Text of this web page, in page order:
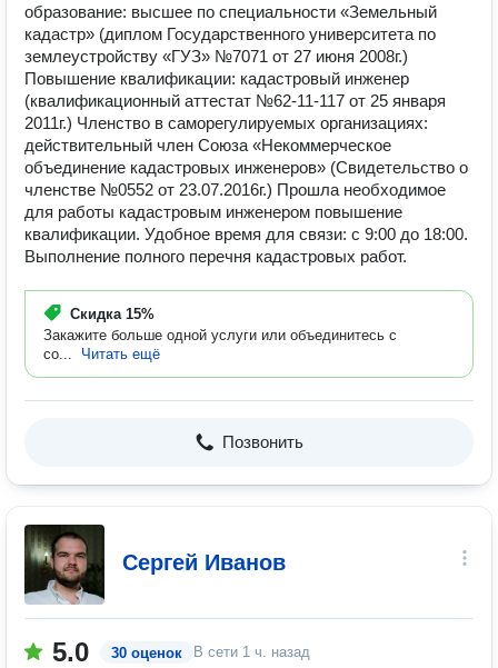
образование: высшее по специальности «Земельный
кадастр» (диплом Государственного университета по
землеустройству «ГУЗ» №7071 от 27 июня 2008г.)
Повышение квалификации: кадастровый инженер
(квалификационный аттестат №62-11-117 от 25 января
2011г.) Членство в саморегулируемых организациях:
действительный член Союза «Некоммерческое
объединение кадастровых инженеров» (Свидетельство о
членстве №0552 от 23.07.2016г.) Прошла необходимое
для работы кадастровым инженером повышение
квалификации. Удобное время для связи: с 9:00 до 18:00.
Выполнение полного перечня кадастровых работ.
Скидка 15%
Закажите больше одной услуги или объединитесь с
со...
Читать ещё
Позвонить
Сергей Иванов
5.0 30 оценок В сети 1 ч. назад